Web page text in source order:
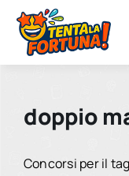
Salta
contenuto
doppio
Concorsi per il